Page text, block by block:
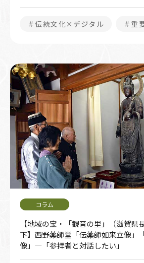
＃伝統文化×デジタル ＃重
【地域の宝・「観音の里」（滋賀県
下】西野薬師堂「伝薬師如来立像」
像」―「参拝者と対話したい」